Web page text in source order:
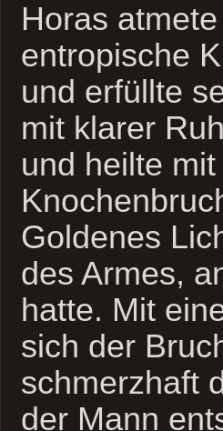
Horas
entropische
und erfüllte
mit klarer
und heilte
Goldenes
des Armes,
hatte. Mit
sich der
schmerzhaft
der Mann